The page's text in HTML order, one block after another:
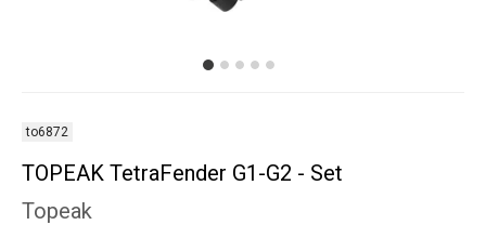
to6872
TOPEAK TetraFender G1-G2 - Set
Topeak